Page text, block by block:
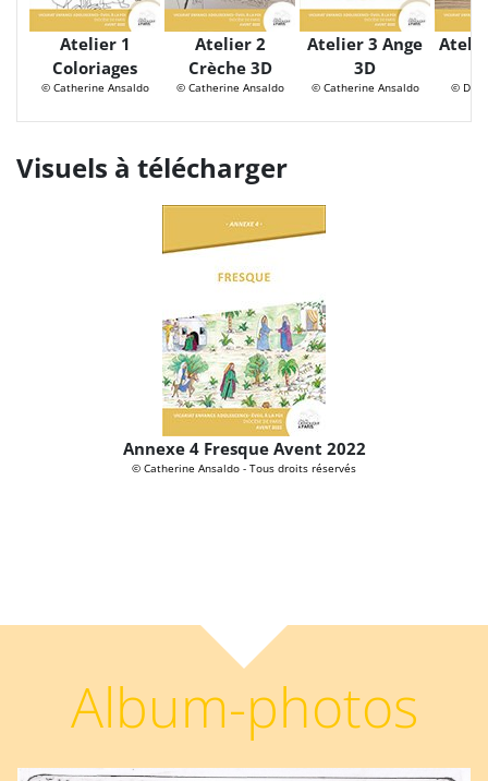
Atelier 1
Coloriages
© Catherine Ansaldo
Atelier 2
Crèche 3D
© Catherine Ansaldo
Atelier 3 Ange
3D
© Catherine Ansaldo ©
Visuels à télécharger
Annexe 4 Fresque Avent 2022
© Catherine Ansaldo - Tous droits réservés
Album-photos